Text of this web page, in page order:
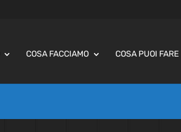
COSA FACCIAMO COSA PUOI FARE